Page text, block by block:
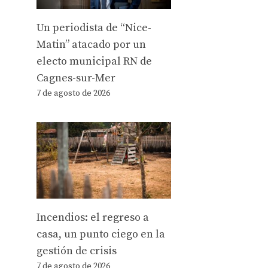
Un periodista de “Nice-
Matin” atacado por un
electo municipal RN de
Cagnes-sur-Mer
7 de agosto de 2026
Incendios: el regreso a
casa, un punto ciego en la
gestión de crisis